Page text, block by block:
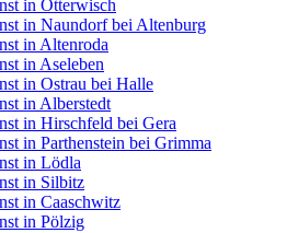
in Otterwisch
in Naundorf bei Altenburg
in Altenroda
in Aseleben
in Ostrau bei Halle
in Alberstedt
in Hirschfeld bei Gera
in Parthenstein bei Grimma
in Lödla
in Silbitz
in Caaschwitz
in Pölzig